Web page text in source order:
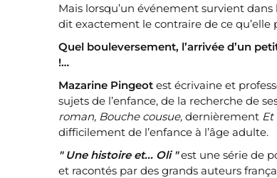
Mais lorsqu’un événement survient
dit exactement le contraire de ce
Quel bouleversement, l’arrivée d’un
!…
Mazarine Pingeot est écrivaine et
sujets de l’enfance, de la recherche de
roman, Bouche cousue, dernièrement Et
difficilement de l’enfance à l’âge adulte.
" Une histoire et... Oli "est une série de
et racontés par des grands auteurs